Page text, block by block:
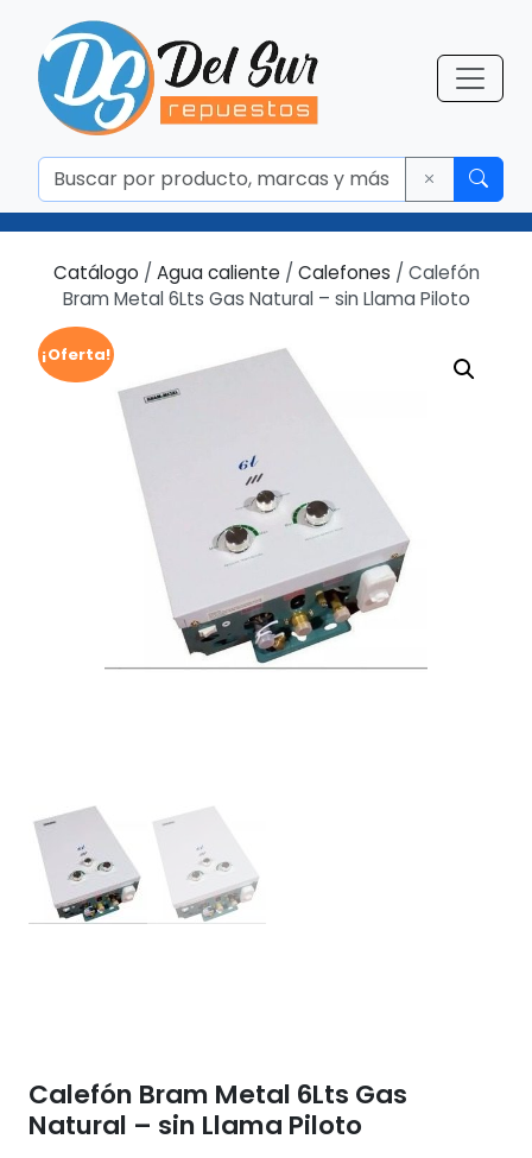
¡Oferta!
Catálogo / Agua caliente / Calefones / Calefón
Bram Metal 6Lts Gas Natural – sin Llama Piloto
Calefón Bram Metal 6Lts Gas
Natural – sin Llama Piloto